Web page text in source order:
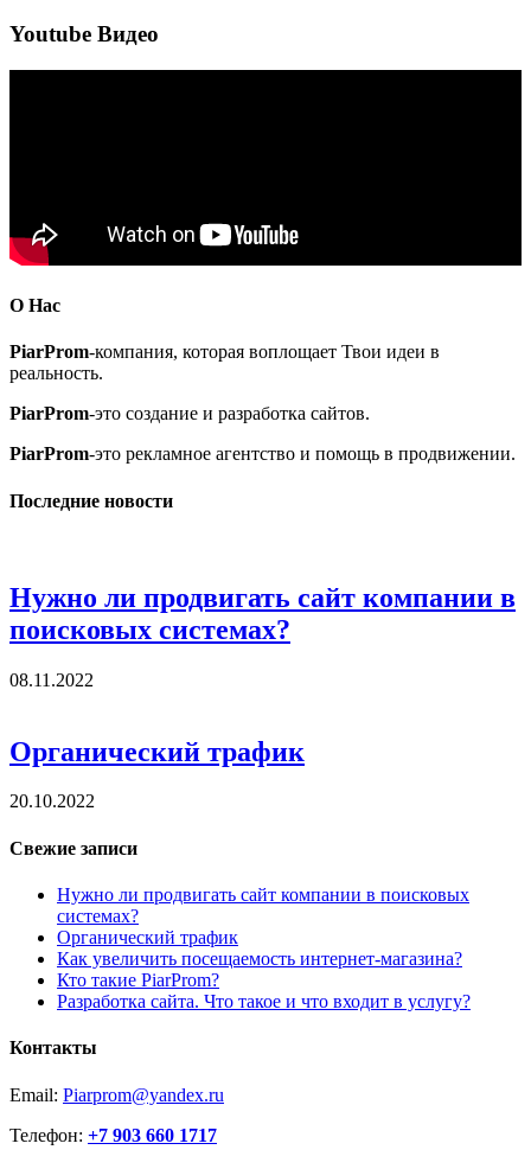
Youtube Видео
О Нас
PiarProm-компания, которая воплощает Твои идеи в
реальность.
PiarProm-это создание и разработка сайтов.
PiarProm-это рекламное агентство и помощь в продвижении.
Последние новости
Нужно ли продвигать сайт компании в
поисковых системах?
08.11.2022
Органический трафик
20.10.2022
Свежие записи
Нужно ли продвигать сайт компании в поисковых
системах?
Органический трафик
Как увеличить посещаемость интернет-магазина?
Кто такие PiarProm?
Разработка сайта. Что такое и что входит в услугу?
Контакты
Email: Piarprom@yandex.ru
Телефон: +7 903 660 1717